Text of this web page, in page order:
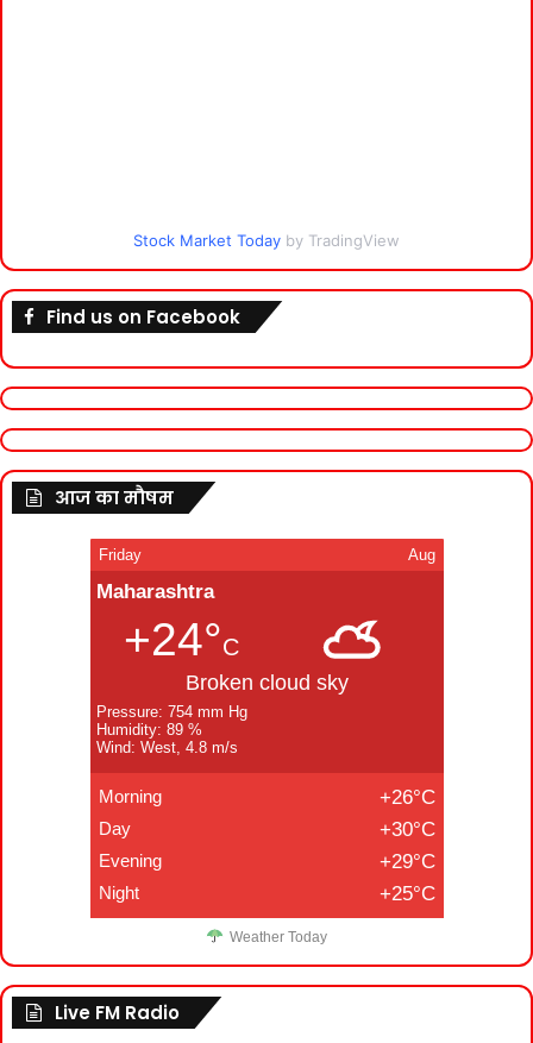
Stock Market Today by TradingView
Find us on Facebook
आज का मौषम
Friday Aug
Maharashtra
+24°C
Broken cloud sky
Pressure: 754 mm Hg
Humidity: 89 %
Wind: West, 4.8 m/s
Morning +26°C
Day +30°C
Evening +29°C
Night +25°C
Weather Today
Live FM Radio